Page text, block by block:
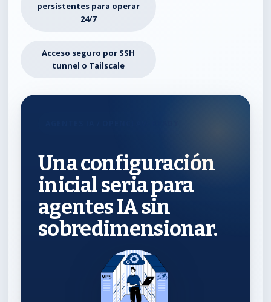
persistentes para operar
24/7
Acceso seguro por SSH
tunnel o Tailscale
Una configuración
inicial seria para
agentes IA sin
sobredimensionar.